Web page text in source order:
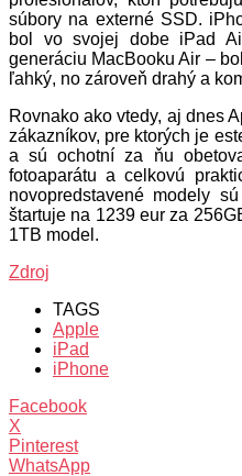
súbory na externé SSD.
bol vo svojej dobe iPad
generáciu MacBooku Air –
ľahký, no zároveň drahý a
Rovnako ako vtedy, aj dnes
zákazníkov, pre ktorých je
a sú ochotní za ňu
fotoaparátu a celkovú
novopredstavené modely
štartuje na 1239 eur za
1TB model.
Zdroj
TAGS
Apple
iPad
iPhone
Facebook
X
Pinterest
WhatsApp